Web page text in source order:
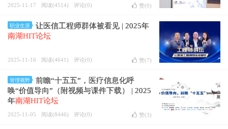
2025-11-17 阅读(4514) 评论(0) 赞(0)
职业生涯
让医信工程师群体被看见 | 2025年
南湖HIT论坛
2025-11-16 阅读(4641) 评论(0) 赞(7)
管理视野
前瞻“十五五”，医疗信息化呼
唤“价值导向”（附视频与课件下载） | 2025
年南湖HIT论坛
2025-11-05 阅读(8446) 评论(0) 赞(3)